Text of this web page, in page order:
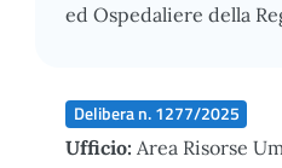
ed Ospedaliere della
Delibera n. 1277/2025
Ufficio: Area Risorse